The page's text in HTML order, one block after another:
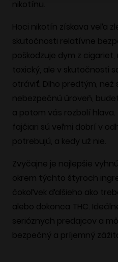
nikotínu.
Hoci nikotín získava veľa
skutočnosti relatívne
poškodzuje dym z
toxický, ale v skutočnosti
otráviť. Dlho predtým, než
nebezpečnú úroveň,
a potom vás rozbolí hlava.
fajčiari sú veľmi dobrí v
potrebujú, a kedy už nie.
Zvyčajne je najlepšie
okrem týchto štyroch
čokoľvek ďalšieho ako
alebo dokonca THC.
serióznych predajcov a
bezpečný a príjemný